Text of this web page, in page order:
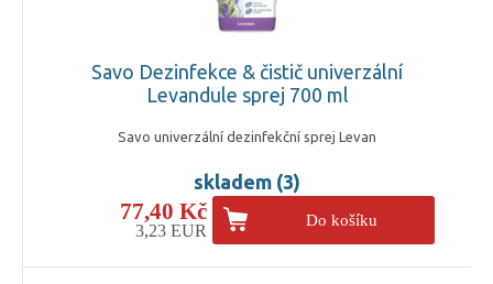
Savo Dezinfekce & čistič univerzální
Levandule sprej 700 ml
Savo univerzální dezinfekční sprej Levan
skladem (3)
77,40 Kč
3,23 EUR
Do košíku